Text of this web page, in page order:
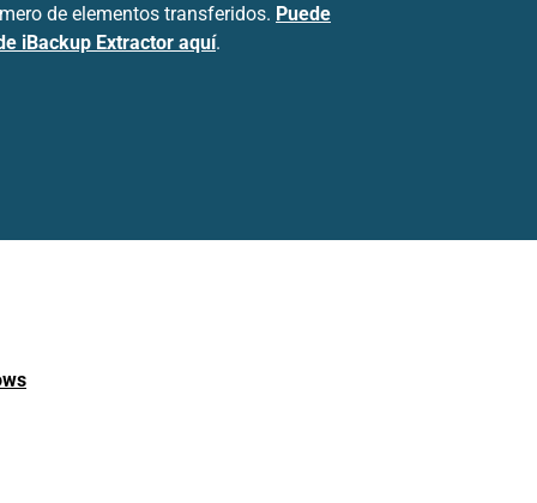
de elementos transferidos. Puede
iBackup Extractor aquí.